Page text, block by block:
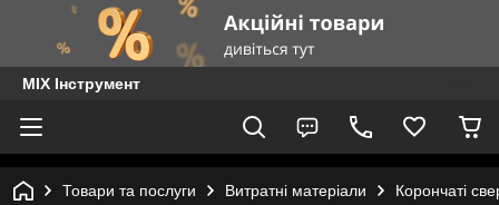
MIX Інструмент
Товари та послуги Витратні матеріали Корончаті